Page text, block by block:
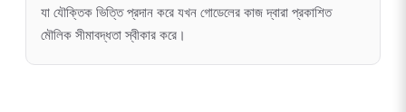
যা যৌক্তিক ভিত্তি প্রদান করে যখন গোডেলের কাজ দ্বারা প্রকাশিত
মৌলিক সীমাবদ্ধতা স্বীকার করে।